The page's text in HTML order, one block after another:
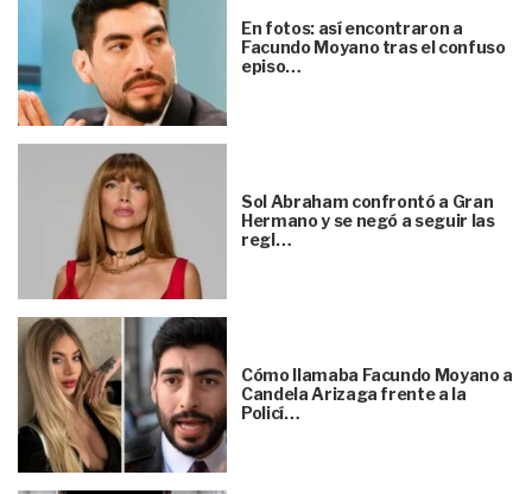
En fotos: así encontraron a
Facundo Moyano tras el confuso
episo…
Sol Abraham confrontó a Gran
Hermano y se negó a seguir las
regl…
Cómo llamaba Facundo Moyano a
Candela Arizaga frente a la
Policí…